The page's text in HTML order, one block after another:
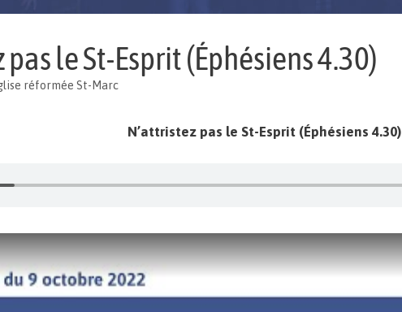
pas le St-Esprit (Éphésiens 4.30)
réformée St-Marc
N’attristez pas le St-Esprit (Éphésiens 4.30)